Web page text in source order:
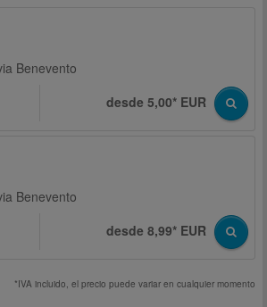
Benevento
desde 5,00* EUR
Benevento
desde 8,99* EUR
*IVA incluido, el precio puede variar en cualquier momento